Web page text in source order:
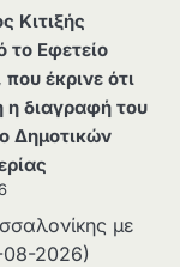
Κιτιξής
το Εφετείο
έκρινε ότι
η διαγραφή του
Δημοτικών
με
2026)